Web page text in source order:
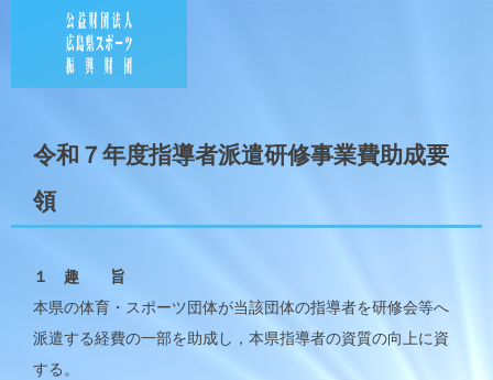
各種助成事業要領
要綱・別表・定款
Sheet
082-222-0221
令和７年度指導者派遣研修事業費助成要
領
１ 趣 旨
本県の体育・スポーツ団体が当該団体の指導者を研修会等へ
派遣する経費の一部を助成し，本県指導者の資質の向上に資
する。